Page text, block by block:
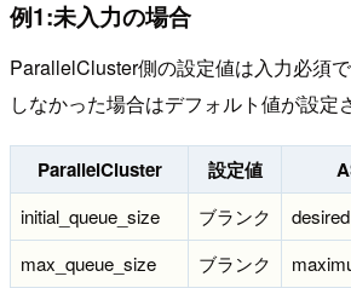
例1:未入力の場合
ParallelCluster側の設定値は入力必須
しなかった場合はデフォルト値が設定
ParallelCluster 設定値
initial_queue_size ブランク
max_queue_size
ブランク